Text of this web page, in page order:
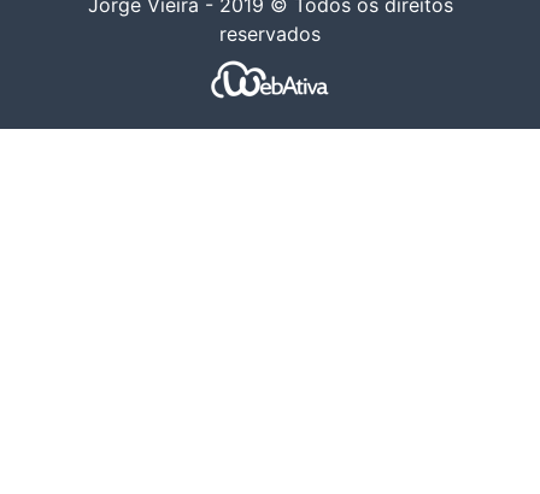
reservados